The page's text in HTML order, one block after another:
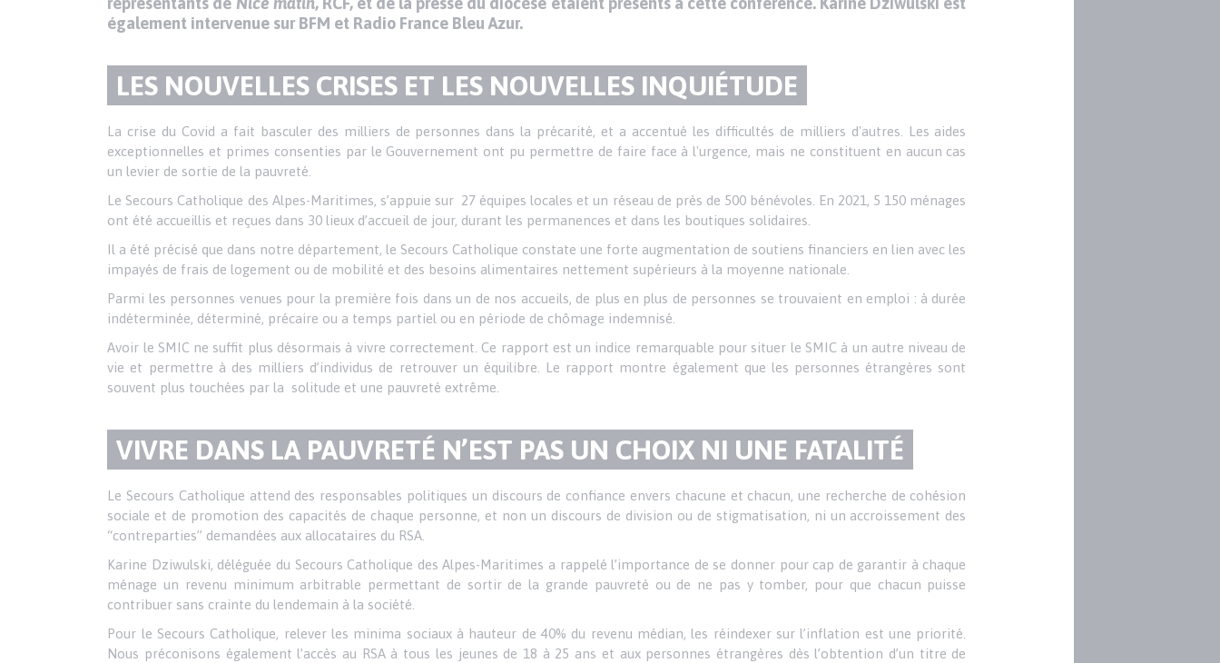
également intervenue sur BFM et Radio France Bleu Azur.
TITRE
DU
PARAGRAPHE
LES NOUVELLES CRISES ET LES NOUVELLES INQUIÉTUDE
Texte
La crise du Covid a fait basculer des milliers de personnes dans la précarité, et a accentué les difficultés de milliers d'autres. Les aides
exceptionnelles et primes consenties par le Gouvernement ont pu permettre de faire face à l'urgence, mais ne constituent en aucun cas
un levier de sortie de la pauvreté.
Le Secours Catholique des Alpes-Maritimes, s’appuie sur 27 équipes locales et un réseau de près de 500 bénévoles. En 2021, 5 150 ménages
ont été accueillis et reçues dans 30 lieux d’accueil de jour, durant les permanences et dans les boutiques solidaires.
Il a été précisé que dans notre département, le Secours Catholique constate une forte augmentation de soutiens financiers en lien avec les
impayés de frais de logement ou de mobilité et des besoins alimentaires nettement supérieurs à la moyenne nationale.
Parmi les personnes venues pour la première fois dans un de nos accueils, de plus en plus de personnes se trouvaient en emploi : à durée
indéterminée, déterminé, précaire ou a temps partiel ou en période de chômage indemnisé.
Avoir le SMIC ne suffit plus désormais à vivre correctement. Ce rapport est un indice remarquable pour situer le SMIC à un autre niveau de
vie et permettre à des milliers d’individus de retrouver un équilibre. Le rapport montre également que les personnes étrangères sont
souvent plus touchées par la solitude et une pauvreté extrême.
TITRE
DU
PARAGRAPHE
VIVRE DANS LA PAUVRETÉ N’EST PAS UN CHOIX NI UNE FATALITÉ
Texte
Le Secours Catholique attend des responsables politiques un discours de confiance envers chacune et chacun, une recherche de cohésion
sociale et de promotion des capacités de chaque personne, et non un discours de division ou de stigmatisation, ni un accroissement des
“contreparties” demandées aux allocataires du RSA.
Karine Dziwulski, déléguée du Secours Catholique des Alpes-Maritimes a rappelé l’importance de se donner pour cap de garantir à chaque
ménage un revenu minimum arbitrable permettant de sortir de la grande pauvreté ou de ne pas y tomber, pour que chacun puisse
contribuer sans crainte du lendemain à la société.
Pour le Secours Catholique, relever les minima sociaux à hauteur de 40% du revenu médian, les réindexer sur l’inflation est une priorité.
Nous préconisons également l’accès au RSA à tous les jeunes de 18 à 25 ans et aux personnes étrangères dès l’obtention d’un titre de